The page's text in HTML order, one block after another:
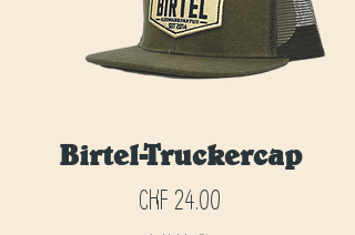
Birtel-Truckercap
Preis
CHF 24.00